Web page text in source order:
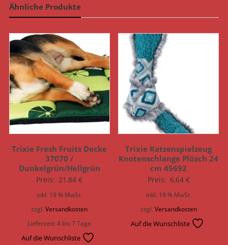
Ähnliche Produkte
Trixie Fresh Fruits Decke
37070 /
Dunkelgrün/Hellgrün
Preis: 21,84€
inkl. 19 % MwSt.
zzgl.Versandkosten
Lieferzeit:4 bis 7 Tage
Auf die Wunschliste
Trixie Katzenspielzeug
Knotenschlange Plüsch 24
cm 45692
Preis: 6,64 €
inkl. 19 % MwSt.
zzgl. Versandkosten
Auf die Wunschliste